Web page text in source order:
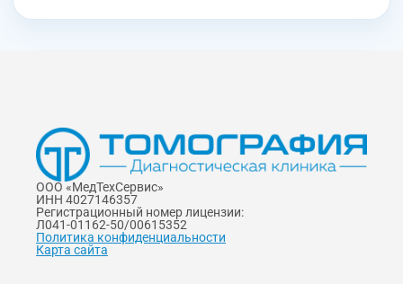
ООО «МедТехСервис»
ИНН 4027146357
Регистрационный номер лицензии:
Л041-01162-50/00615352
Политика конфиденциальности
Карта сайта